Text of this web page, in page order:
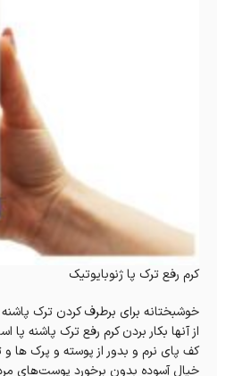
کرم رفع ترک پا ژنوبایوتیک
خوشبختانه برای برطرف کردن ترک پاشنه
از آنها بکار بردن کرم رفع ترک پاشنه
کف پای نرم و بدور از پوسته و پرک ها و
خیال آسوده بدون برخورد پوست‌های